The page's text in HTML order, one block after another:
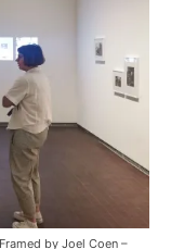
by Joel Coen –